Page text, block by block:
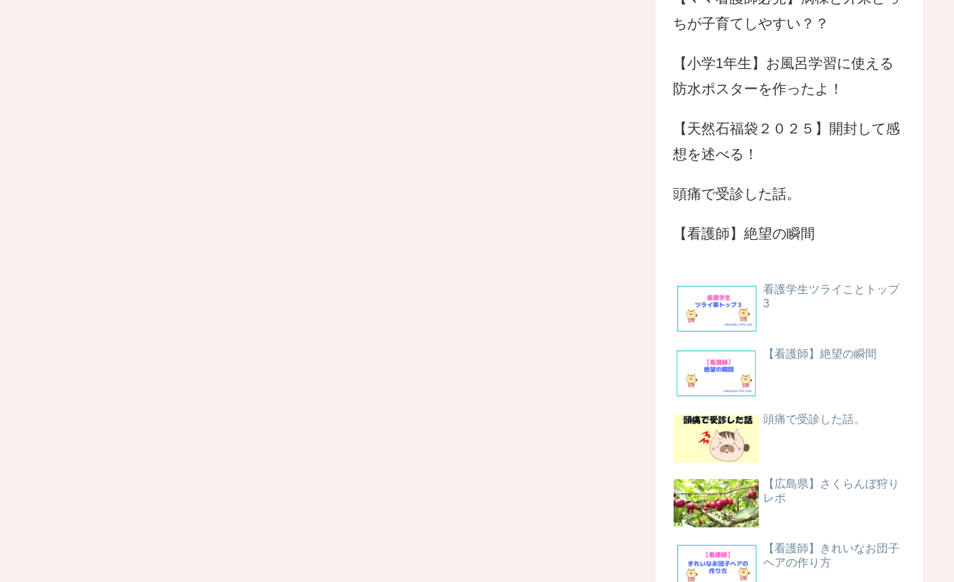
ちが子育てしやすい？？
【小学1年生】お風呂学習に使える
防水ポスターを作ったよ！
【天然石福袋２０２５】開封して感
想を述べる！
頭痛で受診した話。
【看護師】絶望の瞬間
看護学生ツライことトップ
3
【看護師】絶望の瞬間
頭痛で受診した話。
【広島県】さくらんぼ狩り
レポ
【看護師】きれいなお団子
ヘアの作り方